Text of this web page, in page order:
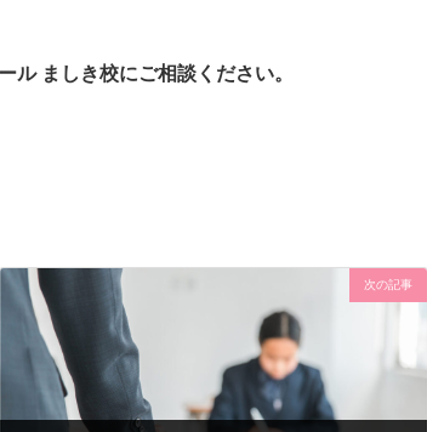
ル ましき校にご相談ください。
次の記事